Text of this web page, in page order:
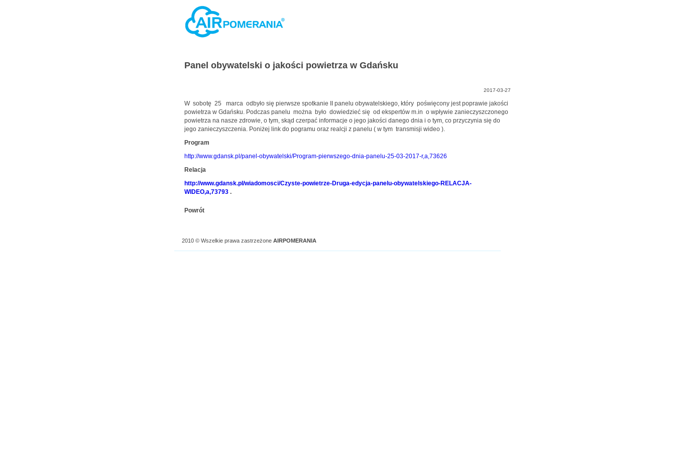
Panel obywatelski o jakości powietrza w Gdańsku
2017-03-27
W sobotę 25 marca odbyło się pierwsze spotkanie II panelu obywatelskiego, który poświęcony jest poprawie jakości
powietrza w Gdańsku. Podczas panelu można było dowiedzieć się od ekspertów m.in o wpływie zanieczyszczonego
powietrza na nasze zdrowie, o tym, skąd czerpać informacje o jego jakości danego dnia i o tym, co przyczynia się do
jego zanieczyszczenia. Poniżej link do pogramu oraz realcji z panelu ( w tym transmisji wideo ).
Program
http://www.gdansk.pl/panel-obywatelski/Program-pierwszego-dnia-panelu-25-03-2017-r,a,73626
Relacja
http://www.gdansk.pl/wiadomosci/Czyste-powietrze-Druga-edycja-panelu-obywatelskiego-RELACJA-
WIDEO,a,73793 .
Powrót
2010 © Wszelkie prawa zastrzeżone AIRPOMERANIA